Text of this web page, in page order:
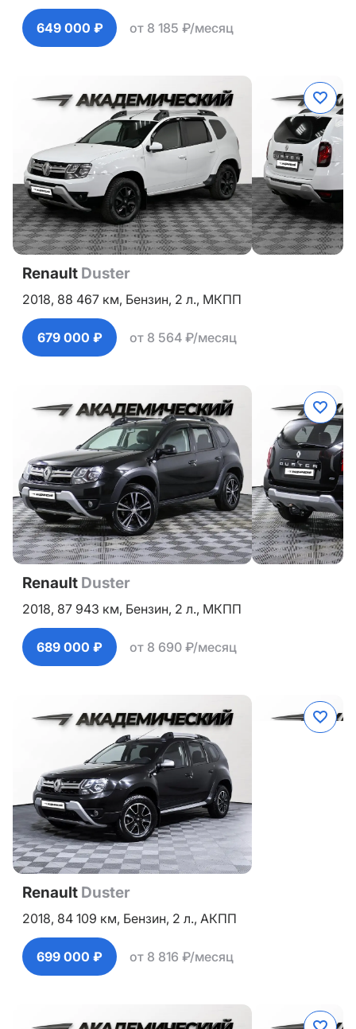
649 000 ₽ от 8 185 ₽/месяц
Renault Duster
2018, 88 467 км, Бензин, 2 л., МКПП
679 000 ₽ от 8 564 ₽/месяц
Renault Duster
2018, 87 943 км, Бензин, 2 л., МКПП
689 000 ₽ от 8 690 ₽/месяц
Renault Duster
2018, 84 109 км, Бензин, 2 л., АКПП
699 000 ₽ от 8 816 ₽/месяц